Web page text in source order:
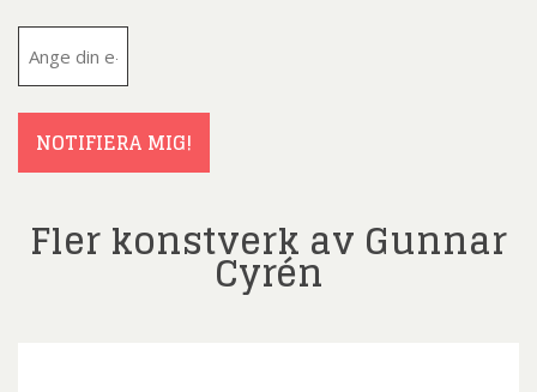
NOTIFIERA MIG!
Fler konstverk av Gunnar
Cyrén